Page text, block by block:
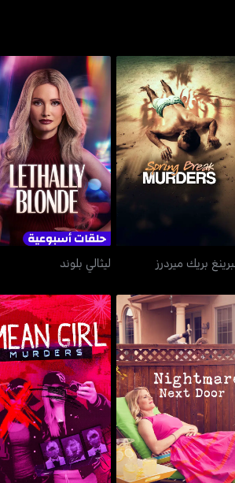
سبرينغ بريك ميردرز
بريك ميردرز
ليثالي بلوند
ليثالي بلوند
نايتماير نكست دور مين غيرل ميردرز